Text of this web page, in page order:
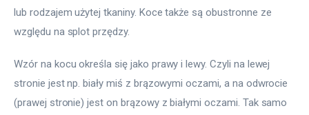
lub rodzajem użytej tkaniny. Koce także są obustronne ze
względu na splot przędzy.
Wzór na kocu określa się jako prawy i lewy. Czyli na lewej
stronie jest np. biały miś z brązowymi oczami, a na odwrocie
(prawej stronie) jest on brązowy z białymi oczami. Tak samo